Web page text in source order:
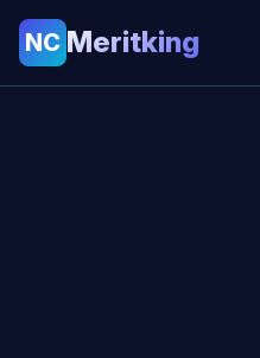
NC Meritking